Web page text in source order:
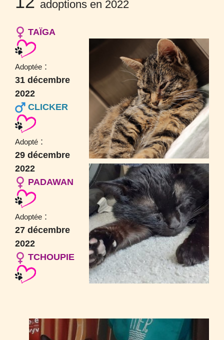
adoptions en 2022
TAÏGA
Adoptée :
31 décembre
2022
CLICKER
Adopté :
29 décembre
2022
PADAWAN
Adoptée :
27 décembre
2022
TCHOUPIE